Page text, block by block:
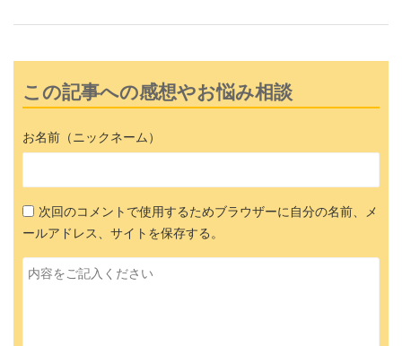
この記事への感想やお悩み相談
お名前（ニックネーム）
次回のコメントで使用するためブラウザーに自分の名前、メ
ールアドレス、サイトを保存する。